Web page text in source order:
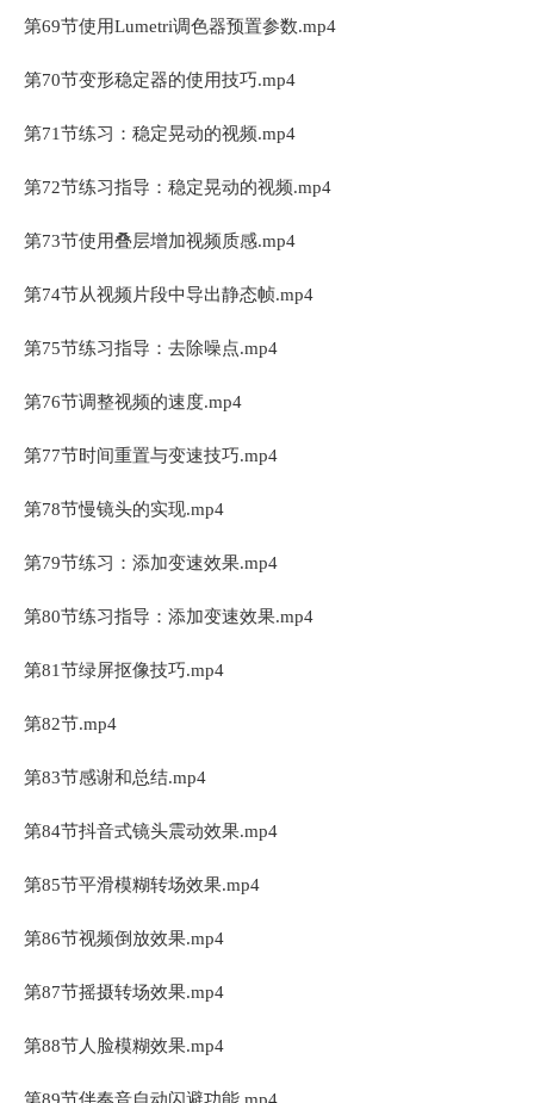
第69节使用Lumetri调色器预置参数.mp4
第70节变形稳定器的使用技巧.mp4
第71节练习：稳定晃动的视频.mp4
第72节练习指导：稳定晃动的视频.mp4
第73节使用叠层增加视频质感.mp4
第74节从视频片段中导出静态帧.mp4
第75节练习指导：去除噪点.mp4
第76节调整视频的速度.mp4
第77节时间重置与变速技巧.mp4
第78节慢镜头的实现.mp4
第79节练习：添加变速效果.mp4
第80节练习指导：添加变速效果.mp4
第81节绿屏抠像技巧.mp4
第82节.mp4
第83节感谢和总结.mp4
第84节抖音式镜头震动效果.mp4
第85节平滑模糊转场效果.mp4
第86节视频倒放效果.mp4
第87节摇摄转场效果.mp4
第88节人脸模糊效果.mp4
第89节伴奏音自动闪避功能.mp4